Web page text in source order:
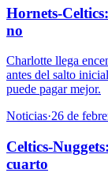
Hornets-
no
Charlotte llega
antes del salto
puede pagar mejor.
Noticias·26 de
Celtics-
cuarto